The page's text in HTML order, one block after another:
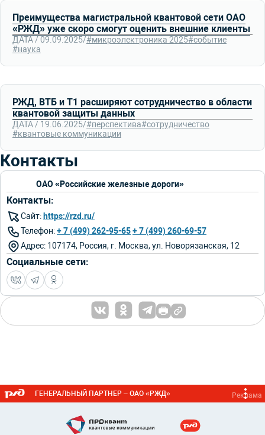
Преимущества магистральной квантовой сети ОАО
«РЖД» уже скоро смогут оценить внешние клиенты
ДАТА / 09.09.2025/#микроэлектроника 2025#событие
#наука
РЖД, ВТБ и Т1 расширяют сотрудничество в области
квантовой защиты данных
ДАТА / 19.06.2025/#перспектива#сотрудничество
#квантовые коммуникации
Контакты
ОАО «Российские железные дороги»
Контакты:
Сайт: https://rzd.ru/
Телефон:+ 7 (499) 262-95-65+ 7 (499) 260-69-57
Адрес: 107174, Россия, г. Москва, ул. Новорязанская, 12
Социальные сети:
ГЕНЕРАЛЬНЫЙ ПАРТНЕР – ОАО «РЖД» Реклама